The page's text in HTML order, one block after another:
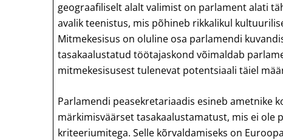
geograafiliselt alalt valimist on parlament alati
avalik teenistus, mis põhineb rikkalikul
Mitmekesisus on oluline osa parlamendi
tasakaalustatud töötajaskond võimaldab
mitmekesisusest tulenevat potentsiaali täiel
Parlamendi peasekretariaadis esineb ametnike
märkimisväärset tasakaalustamatust, mis ei ole
kriteeriumitega. Selle kõrvaldamiseks on